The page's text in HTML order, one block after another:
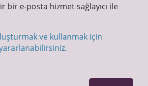
bir e-posta hizmet sağlayıcı ile
ve kullanmak için